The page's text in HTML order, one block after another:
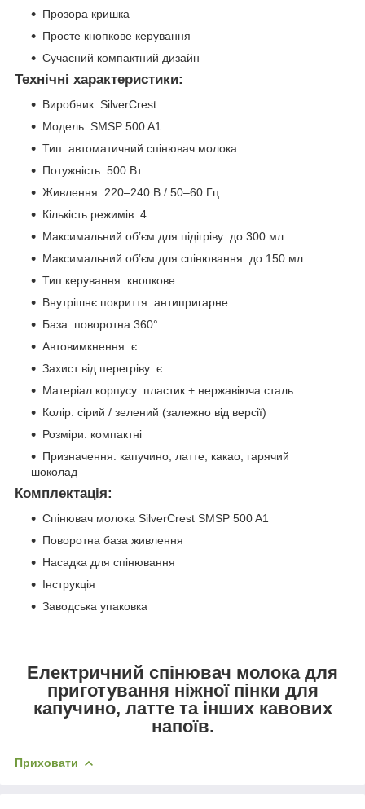
Прозора кришка
Просте кнопкове керування
Сучасний компактний дизайн
Технічні характеристики:
Виробник: SilverCrest
Модель: SMSP 500 A1
Тип: автоматичний спінювач молока
Потужність: 500 Вт
Живлення: 220–240 В / 50–60 Гц
Кількість режимів: 4
Максимальний об’єм для підігріву: до 300 мл
Максимальний об’єм для спінювання: до 150 мл
Тип керування: кнопкове
Внутрішнє покриття: антипригарне
База: поворотна 360°
Автовимкнення: є
Захист від перегріву: є
Матеріал корпусу: пластик + нержавіюча сталь
Колір: сірий / зелений (залежно від версії)
Розміри: компактні
Призначення: капучино, латте, какао, гарячий
шоколад
Комплектація:
Спінювач молока SilverCrest SMSP 500 A1
Поворотна база живлення
Насадка для спінювання
Інструкція
Заводська упаковка
Електричний спінювач молока для
приготування ніжної пінки для
капучино, латте та інших кавових
напоїв.
Приховати